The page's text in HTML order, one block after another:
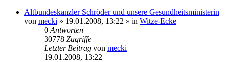
Altbundeskanzler Schröder und unsere Gesundheitsministerin
von mecki » 19.01.2008, 13:22 » in Witze-Ecke
0 Antworten
30778 Zugriffe
Letzter Beitrag von mecki
19.01.2008, 13:22